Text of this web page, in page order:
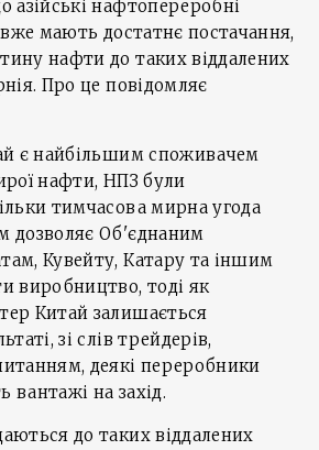
азійські нафтопереробні
мають достатнє постачання,
нафти до таких віддалених
Про це повідомляє
є найбільшим споживачем
нафти, НПЗ були
тимчасова мирна угода
дозволяє Об'єднаним
Кувейту, Катару та іншим
виробництво, тоді як
Китай залишається
зі слів трейдерів,
деякі переробники
вантажі на захід.
до таких віддалених